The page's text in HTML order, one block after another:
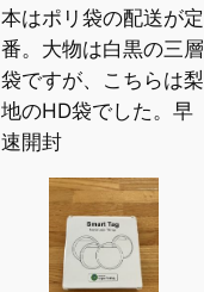
本はポリ袋の配送が定
番。大物は白黒の三層
袋ですが、こちらは梨
地のHD袋でした。早
速開封